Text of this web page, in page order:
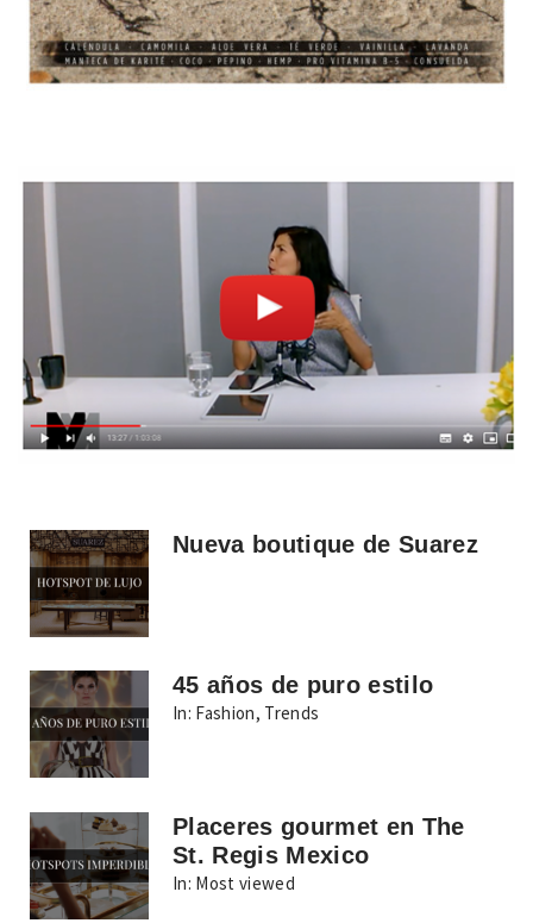
Nueva boutique de Suarez
45 años de puro estilo
In: Fashion, Trends
Placeres gourmet en The
St. Regis Mexico
In: Most viewed